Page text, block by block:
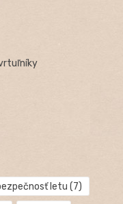
letu (7)